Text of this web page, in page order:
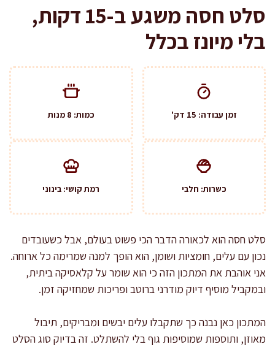
סלט חסה משגע ב-15 דקות,
בלי מיונז בכלל
זמן עבודה: 15 דק' כמות: 8 מנות
כשרות: חלבי רמת קושי: בינוני
סלט חסה הוא לכאורה הדבר הכי פשוט בעולם, אבל כשעובדים
נכון עם עלים, חומציות ושומן, הוא הופך למנה שמרימה כל ארוחה.
אני אוהבת את המתכון הזה כי הוא שומר על קלאסיקה ביתית,
ובמקביל מוסיף דיוק מודרני ברוטב ופריכות שמחזיקה זמן.
המתכון כאן נבנה כך שתקבלו עלים יבשים ומבריקים, תיבול
מאוזן, ותוספות שמוסיפות גוף בלי להשתלט. זה בדיוק סוג הסלט